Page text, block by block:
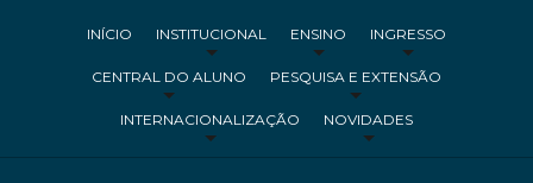
INÍCIO INSTITUCIONAL ENSINO INGRESSO
CENTRAL DO ALUNO PESQUISA E EXTENSÃO
INTERNACIONALIZAÇÃO NOVIDADES